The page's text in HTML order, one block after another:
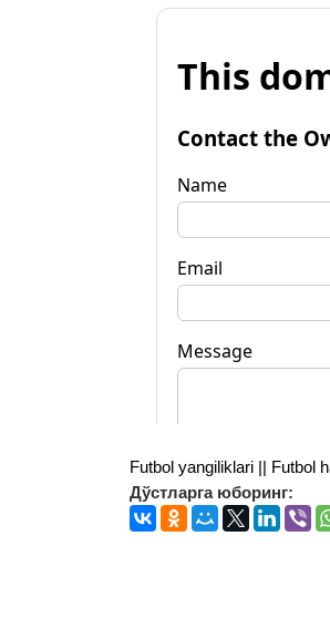
Futbol yangiliklari || Futbol
Дўстларга юборинг: